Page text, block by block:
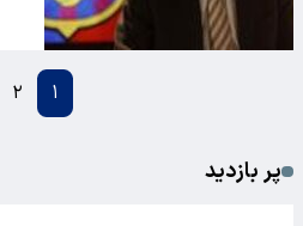
۱ ۲
پر بازدید